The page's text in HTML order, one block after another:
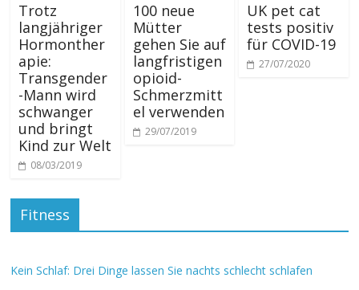
Trotz
langjähriger
Hormonther
apie:
Transgender
-Mann wird
schwanger
und bringt
Kind zur Welt
08/03/2019
100 neue
Mütter
gehen Sie auf
langfristigen
opioid-
Schmerzmitt
el verwenden
29/07/2019
UK pet cat
tests positiv
für COVID-19
27/07/2020
Fitness
Kein Schlaf: Drei Dinge lassen Sie nachts schlecht schlafen